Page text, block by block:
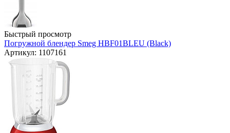
Быстрый просмотр
Погружной блендер Smeg HBF01BLEU (Black)
Артикул: 1107161